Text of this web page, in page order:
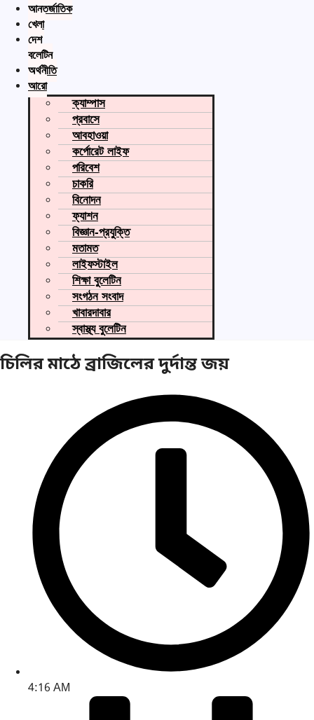
আন্তর্জাতিক
খেলা
দেশ
বুলেটিন
অর্থনীতি
আরো
ক্যাম্পাস
প্রবাসে
আবহাওয়া
কর্পোরেট লাইফ
পরিবেশ
চাকরি
বিনোদন
ফ্যাশন
বিজ্ঞান-প্রযুক্তি
মতামত
লাইফস্টাইল
শিক্ষা বুলেটিন
সংগঠন সংবাদ
খাবারদাবার
স্বাস্থ্য বুলেটিন
চিলির মাঠে ব্রাজিলের দুর্দান্ত জয়
4:16 AM